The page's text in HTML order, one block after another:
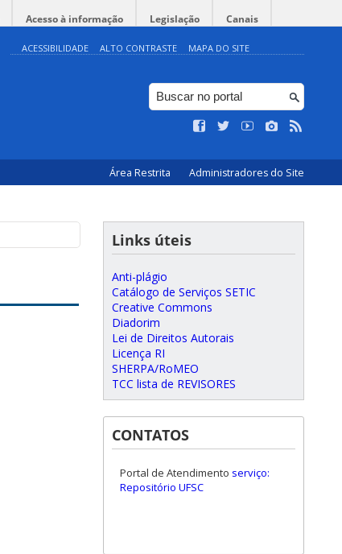
Acesso à informação Legislação Canais
ACESSIBILIDADE ALTO CONTRASTE MAPA DO SITE
Área Restrita Administradores do Site
Links úteis
Anti-plágio
Catálogo de Serviços SETIC
Creative Commons
Diadorim
Lei de Direitos Autorais
Licença RI
SHERPA/RoMEO
TCC lista de REVISORES
CONTATOS
Portal de Atendimento serviço:
Repositório UFSC